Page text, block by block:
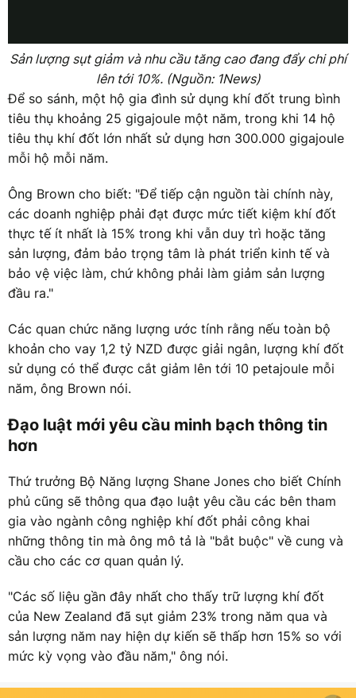
Sản lượng sụt giảm và nhu cầu tăng cao đang đẩy chi phí
lên tới 10%. (Nguồn: 1News)
Để so sánh, một hộ gia đình sử dụng khí đốt trung bình
tiêu thụ khoảng 25 gigajoule một năm, trong khi 14 hộ
tiêu thụ khí đốt lớn nhất sử dụng hơn 300.000 gigajoule
mỗi hộ mỗi năm.
Ông Brown cho biết: "Để tiếp cận nguồn tài chính này,
các doanh nghiệp phải đạt được mức tiết kiệm khí đốt
thực tế ít nhất là 15% trong khi vẫn duy trì hoặc tăng
sản lượng, đảm bảo trọng tâm là phát triển kinh tế và
bảo vệ việc làm, chứ không phải làm giảm sản lượng
đầu ra."
Các quan chức năng lượng ước tính rằng nếu toàn bộ
khoản cho vay 1,2 tỷ NZD được giải ngân, lượng khí đốt
sử dụng có thể được cắt giảm lên tới 10 petajoule mỗi
năm, ông Brown nói.
Đạo luật mới yêu cầu minh bạch thông tin
hơn
Thứ trưởng Bộ Năng lượng Shane Jones cho biết Chính
phủ cũng sẽ thông qua đạo luật yêu cầu các bên tham
gia vào ngành công nghiệp khí đốt phải công khai
những thông tin mà ông mô tả là "bắt buộc" về cung và
cầu cho các cơ quan quản lý.
"Các số liệu gần đây nhất cho thấy trữ lượng khí đốt
của New Zealand đã sụt giảm 23% trong năm qua và
sản lượng năm nay hiện dự kiến sẽ thấp hơn 15% so với
mức kỳ vọng vào đầu năm," ông nói.